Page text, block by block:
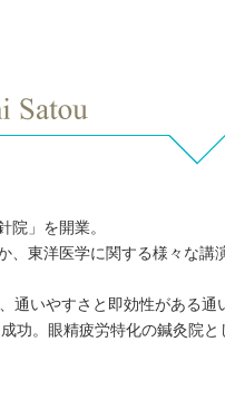
」を開業。
、東洋医学に関する様々な講
通いやすさと即効性がある通
功。眼精疲労特化の鍼灸院と